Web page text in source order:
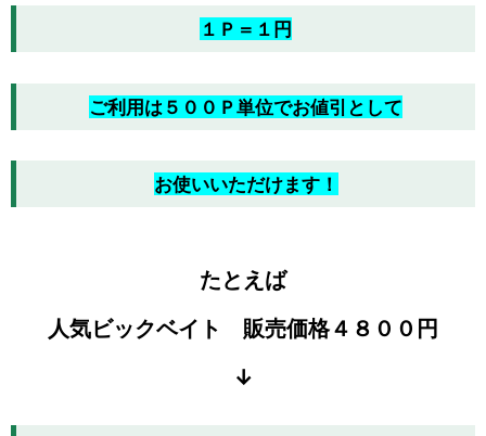
１Ｐ＝１円
ご利用は５００Ｐ単位でお値引として
お使いいただけます！
たとえば
人気ビックベイト 販売価格４８００円
↓